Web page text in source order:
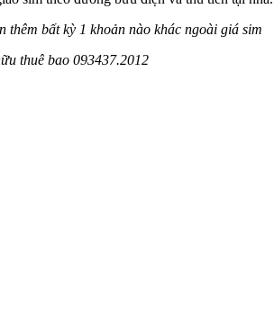
thêm bất kỳ 1 khoản nào khác ngoài giá sim
thuê bao 093437.2012